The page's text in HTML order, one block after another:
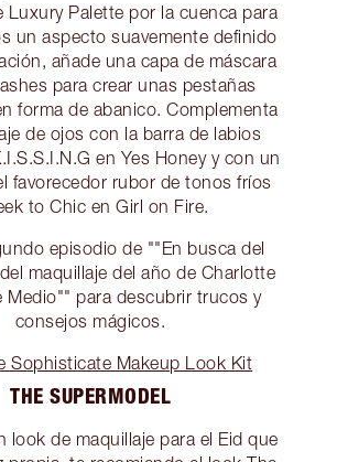
Luxury Palette por la cuenca para
un aspecto suavemente definido
añade una capa de máscara
para crear unas pestañas
forma de abanico. Complementa
de ojos con la barra de labios
en Yes Honey y con un
favorecedor rubor de tonos fríos
to Chic en Girl on Fire.
episodio de ""En busca del
maquillaje del año de Charlotte
Medio"" para descubrir trucos y
consejos mágicos.
Sophisticate Makeup Look Kit
THE SUPERMODEL
look de maquillaje para el Eid que